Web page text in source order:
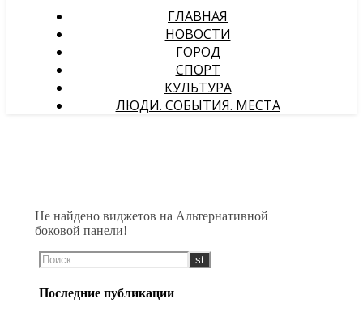
ГЛАВНАЯ
НОВОСТИ
ГОРОД
СПОРТ
КУЛЬТУРА
ЛЮДИ. СОБЫТИЯ. МЕСТА
Не найдено виджетов на Альтернативной
боковой панели!
Последние публикации